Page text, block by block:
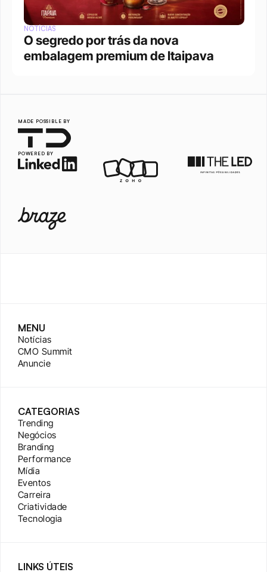
NOTÍCIAS
O segredo por trás da nova
embalagem premium de Itaipava
MADE POSSIBLE BY
POWERED BY
MENU
Notícias
CMO Summit
Anuncie
CATEGORIAS
Trending
Negócios
Branding
Performance
Mídia
Eventos
Carreira
Criatividade
Tecnologia
LINKS ÚTEIS